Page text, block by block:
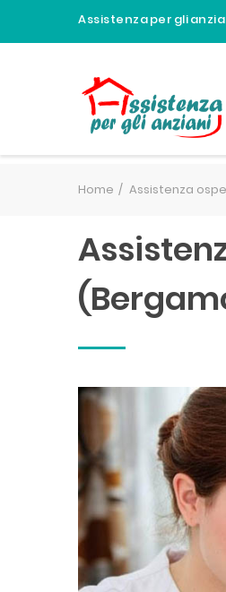
Assistenza per gli
Home Assistenza